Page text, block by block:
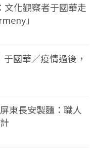
文化觀察者于國華走
」
于國華／疫情過後，
東長安製麵：職人